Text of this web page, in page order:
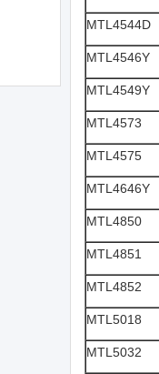
MTL4544D
MTL4546Y
MTL4549Y
MTL4573
MTL4575
MTL4646Y
MTL4850
MTL4851
MTL4852
MTL5018
MTL5032